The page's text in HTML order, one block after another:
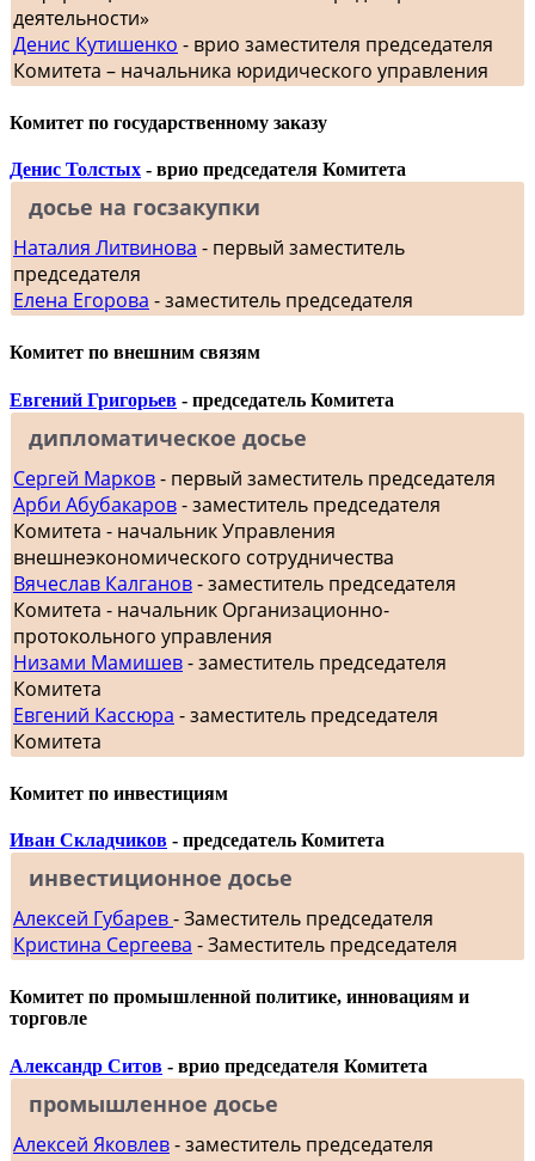
деятельности»
Денис Кутишенко - врио заместителя председателя
Комитета – начальника юридического управления
Комитет по государственному заказу
Денис Толстых - врио председателя Комитета
досье на госзакупки
Наталия Литвинова - первый заместитель
председателя
Елена Егорова - заместитель председателя
Комитет по внешним связям
Евгений Григорьев - председатель Комитета
дипломатическое досье
Сергей Марков- первый заместитель председателя
Арби Абубакаров- заместитель председателя
Комитета - начальник Управления
внешнеэкономического сотрудничества
Вячеслав Калганов- заместитель председателя
Комитета - начальник Организационно-
протокольного управления
Низами Мамишев- заместитель председателя
Комитета
Евгений Кассюра - заместитель председателя
Комитета
Комитет по инвестициям
Иван Складчиков - председатель Комитета
инвестиционное досье
Алексей Губарев- Заместитель председателя
Кристина Сергеева - Заместитель председателя
Комитет по промышленной политике, инновациям и
торговле
Александр Ситов - врио председателя Комитета
промышленное досье
Алексей Яковлев- заместитель председателя